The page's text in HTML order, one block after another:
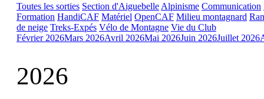
Toutes les sorties Section d'Aiguebelle Alpinisme Communication
Formation HandiCAF Matériel OpenCAF Milieu montagnard
de neige Treks-Expés Vélo de Montagne Vie du Club
Février 2026Mars 2026Avril 2026Mai 2026Juin 2026Juillet 2026
2026